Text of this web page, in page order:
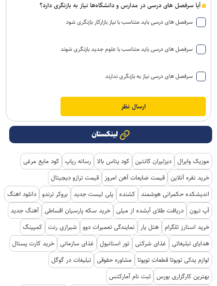
آیا سرفصل های درسی در مدارس و دانشگاه‌ها نیاز به بازنگری دارد؟
سرفصل های درسی باید متناسب با نیاز بازارکار بازنگری شود
سرفصل های درسی باید متناسب با علوم جدید بازنگری شوند
سرفصل های درسی نیاز به بازنگری ندارند
لینکستان
موزیک وایرال دیزلیران کانتین کود پتاس بالا رسانه رپاپ کود مایع مرغی
خرید نقره آنلاین قیمت ضایعات آهن امروز
قیمت ترازو دیجیتال
اندیشکده حکمرانی هوشمند کشنده پلی لیست جدید بروکر ترندو دانلود اهنگ
آپ تیون دریافت طلای آبشده از میلی خرید سکه پارسیان اقساطی آهنگ جدید
خرید استارز تلگرام هتل یار نمایندگی تعمیرات دوو شیرازی رنت کمپینگ
هدایای تبلیغاتی
غذای شرکتی تور استانبول غذای سازمانی خرید کارت پستال
لوازم یدکی تویوتا قطعات تویوتا
مشاوره حقوقی تبلیغات در گوگل
بهترین کارگزاری بورس ثبت نام آمارکتس